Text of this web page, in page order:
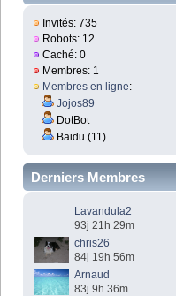
Invités: 735
Robots: 12
Caché: 0
Membres: 1
Membres en ligne:
Jojos89
DotBot
Baidu (11)
Derniers Membres
Lavandula2
93j 21h 29m
chris26
84j 19h 56m
Arnaud
83j 9h 36m